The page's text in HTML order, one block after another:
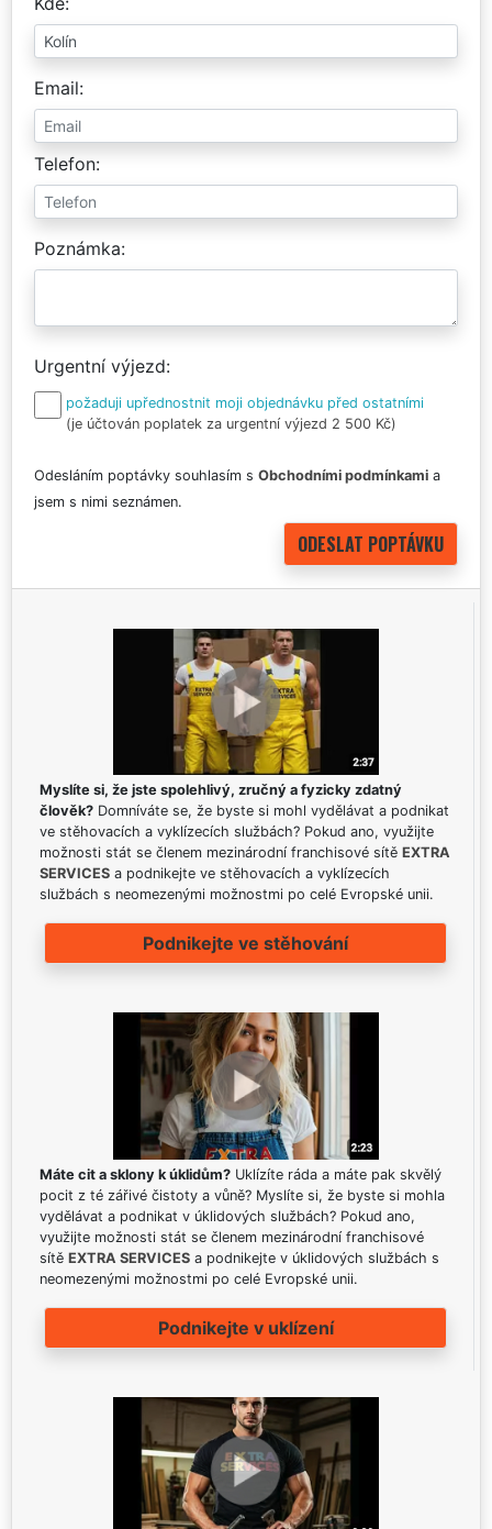
Email
Telefon
Poznámka
Urgentní výjezd
požaduji upřednostnit moji objednávku před ostatními
(je účtován poplatek za urgentní výjezd 2 500 Kč)
Odesláním poptávky souhlasím s Obchodními podmínkami a
jsem s nimi seznámen.
Myslíte si, že jste spolehlivý, zručný a fyzicky zdatný
člověk? Domníváte se, že byste si mohl vydělávat a podnikat
ve stěhovacích a vyklízecích službách? Pokud ano, využijte
možnosti stát se členem mezinárodní franchisové sítě EXTRA
SERVICES a podnikejte ve stěhovacích a vyklízecích
službách s neomezenými možnostmi po celé Evropské unii.
Podnikejte ve stěhování
Máte cit a sklony k úklidům? Uklízíte ráda a máte pak skvělý
pocit z té zářivé čistoty a vůně? Myslíte si, že byste si mohla
vydělávat a podnikat v úklidových službách? Pokud ano,
využijte možnosti stát se členem mezinárodní franchisové
sítě EXTRA SERVICES a podnikejte v úklidových službách s
neomezenými možnostmi po celé Evropské unii.
Podnikejte v uklízení